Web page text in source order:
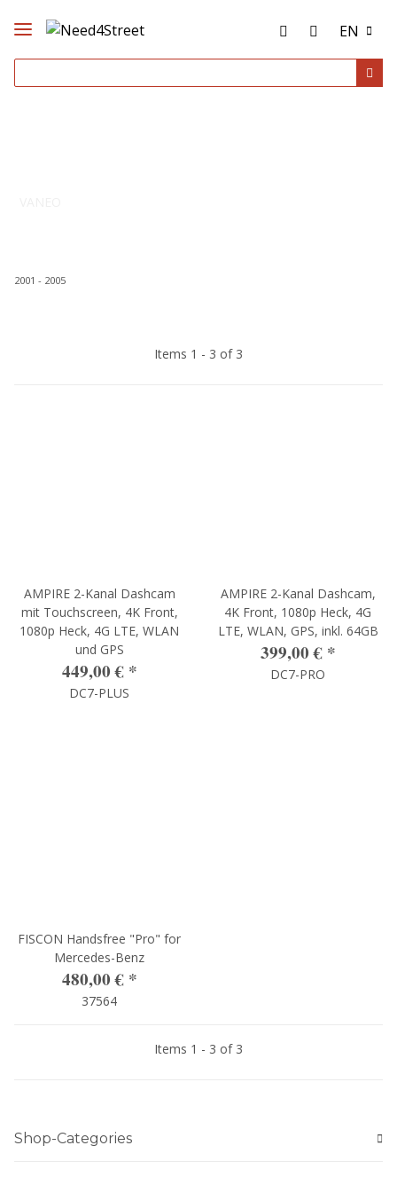
EN
2001 - 2005
Items 1 - 3 of 3
AMPIRE 2-Kanal Dashcam
mit Touchscreen, 4K Front,
1080p Heck, 4G LTE, WLAN
und GPS
449,00 € *
DC7-PLUS
AMPIRE 2-Kanal Dashcam,
4K Front, 1080p Heck, 4G
LTE, WLAN, GPS, inkl. 64GB
399,00 € *
DC7-PRO
FISCON Handsfree "Pro" for
Mercedes-Benz
480,00 € *
37564
Items 1 - 3 of 3
Shop-Categories